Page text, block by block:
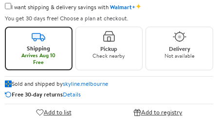
I want shipping & delivery savings withWalmart+✦
You get 30 days free! Choose a plan at checkout.
Shipping
Arrives Aug 10
Free
Pickup
Check nearby
Delivery
Not available
Sold and shipped byskyline.melbourne
Free 30-day returnsDetails
Add to list Add to registry